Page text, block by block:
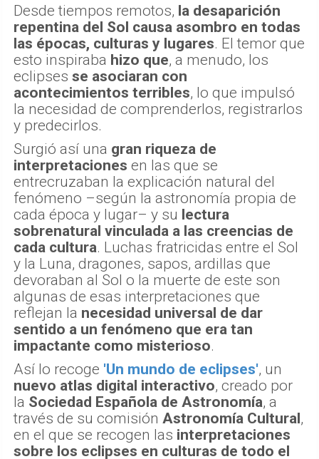
Desde tiempos remotos, la desaparición
repentina del Sol causa asombro en todas
las épocas, culturas y lugares. El temor que
esto inspiraba hizo que, a menudo, los
eclipses se asociaran con
acontecimientos terribles, lo que impulsó
la necesidad de comprenderlos, registrarlos
y predecirlos.
Surgió así una gran riqueza de
interpretaciones en las que se
entrecruzaban la explicación natural del
fenómeno –según la astronomía propia de
cada época y lugar– y su lectura
sobrenatural vinculada a las creencias de
cada cultura. Luchas fratricidas entre el Sol
y la Luna, dragones, sapos, ardillas que
devoraban al Sol o la muerte de este son
algunas de esas interpretaciones que
reflejan la necesidad universal de dar
sentido a un fenómeno que era tan
impactante como misterioso.
Así lo recoge 'Un mundo de eclipses', un
nuevo atlas digital interactivo, creado por
la Sociedad Española de Astronomía, a
través de su comisión Astronomía Cultural,
en el que se recogen las interpretaciones
sobre los eclipses en culturas de todo el